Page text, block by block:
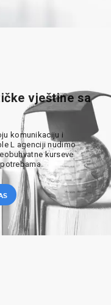
vještine sa
komunikaciju i
L agenciji nudimo
kurseve